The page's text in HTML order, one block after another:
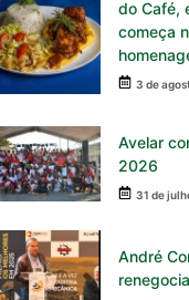
do Café,
começa
3 de
Avelar
2026
31 de
André